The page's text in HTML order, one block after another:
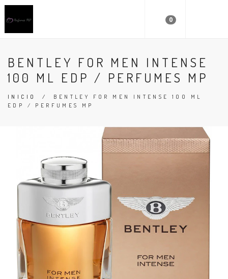
0
BENTLEY FOR MEN INTENSE
100 ML EDP / PERFUMES MP
INICIO / BENTLEY FOR MEN INTENSE 100 ML
EDP / PERFUMES MP